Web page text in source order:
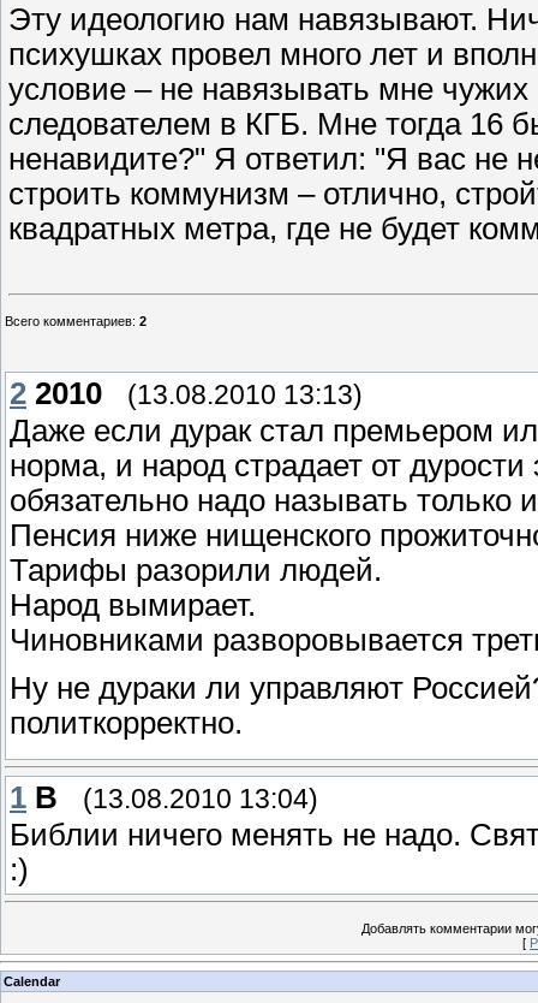
Эту идеологию нам навязывают.
психушках провел много лет и
условие – не навязывать мне
следователем в КГБ. Мне тогда 16
ненавидите?" Я ответил: "Я вас не
строить коммунизм – отлично,
квадратных метра, где не будет
Всего комментариев: 2
2 2010 (13.08.2010 13:13)
Даже если дурак стал премьером
норма, и народ страдает от дурости
обязательно надо называть только
Пенсия ниже нищенского
Тарифы разорили людей.
Народ вымирает.
Чиновниками разворовывается
Ну не дураки ли управляют
политкорректно.
1 В (13.08.2010 13:04)
Библии ничего менять не надо.
:)
Добавлять комментарии
[
Calendar